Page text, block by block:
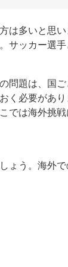
は多いと思
サッカー選
問題は、国
く必要があ
では海外挑
ょう。海外